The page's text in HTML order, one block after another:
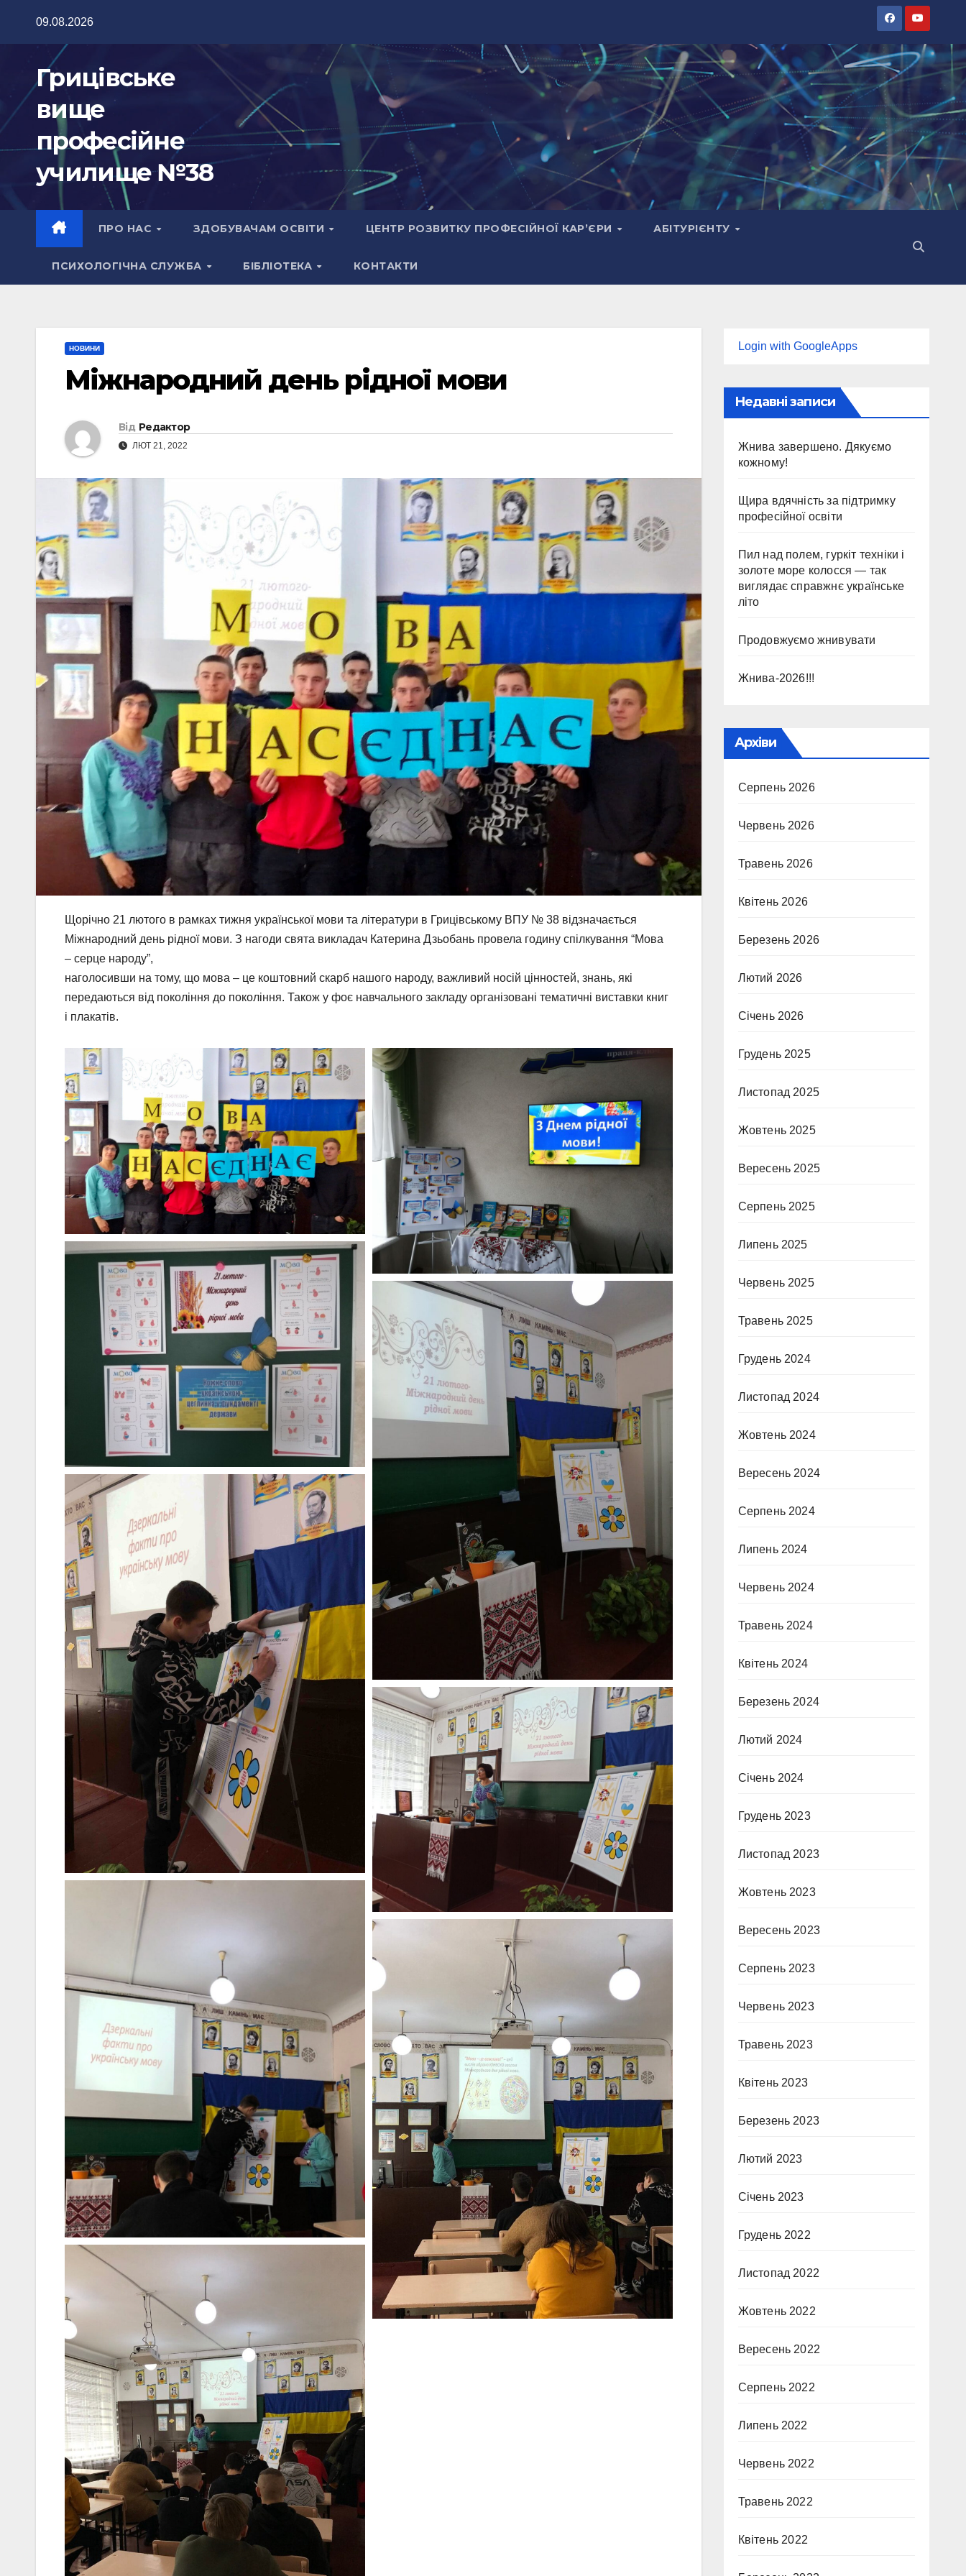
09.08.2026
Грицівське
вище
професійне
училище №38
ПРО НАС ЗДОБУВАЧАМ ОСВІТИ ЦЕНТР РОЗВИТКУ ПРОФЕСІЙНОЇ КАР’ЄРИ АБІТУРІЄНТУ
ПСИХОЛОГІЧНА СЛУЖБА БІБЛІОТЕКА КОНТАКТИ
НОВИНИ
Міжнародний день рідної мови
Від Редактор
ЛЮТ 21, 2022
Щорічно 21 лютого в рамках тижня української мови та літератури в Грицівському ВПУ № 38 відзначається
Міжнародний день рідної мови. З нагоди свята викладач Катерина Дзьобань провела годину спілкування “Мова
– серце народу”,
наголосивши на тому, що мова – це коштовний скарб нашого народу, важливий носій цінностей, знань, які
передаються від покоління до покоління. Також у фоє навчального закладу організовані тематичні виставки книг
і плакатів.
Login with GoogleApps
Недавні записи
Жнива завершено. Дякуємо
кожному!
Щира вдячність за підтримку
професійної освіти
Пил над полем, гуркіт техніки і
золоте море колосся — так
виглядає справжнє українське
літо
Продовжуємо жнивувати
Жнива-2026!!!
Архіви
Серпень 2026
Червень 2026
Травень 2026
Квітень 2026
Березень 2026
Лютий 2026
Січень 2026
Грудень 2025
Листопад 2025
Жовтень 2025
Вересень 2025
Серпень 2025
Липень 2025
Червень 2025
Травень 2025
Грудень 2024
Листопад 2024
Жовтень 2024
Вересень 2024
Серпень 2024
Липень 2024
Червень 2024
Травень 2024
Квітень 2024
Березень 2024
Лютий 2024
Січень 2024
Грудень 2023
Листопад 2023
Жовтень 2023
Вересень 2023
Серпень 2023
Червень 2023
Травень 2023
Квітень 2023
Березень 2023
Лютий 2023
Січень 2023
Грудень 2022
Листопад 2022
Жовтень 2022
Вересень 2022
Серпень 2022
Липень 2022
Червень 2022
Травень 2022
Квітень 2022